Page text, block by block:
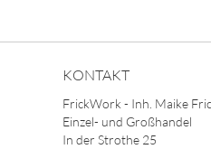
KONTAKT
FrickWork - Inh. Maike
Einzel- und Großhandel
In der Strothe 25